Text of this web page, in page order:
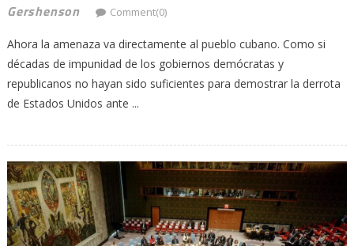
Gershenson
Comment(0)
Ahora la amenaza va directamente al pueblo cubano. Como si
décadas de impunidad de los gobiernos demócratas y
republicanos no hayan sido suficientes para demostrar la derrota
de Estados Unidos ante ...